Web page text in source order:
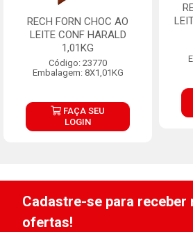
RECH FORN CHOC AO
LEITE CONF HARALD
1,01KG
Código: 23770
Embalagem: 8X1,01KG
FAÇA SEU
LOGIN
Cadastre-se para receber
ofertas!